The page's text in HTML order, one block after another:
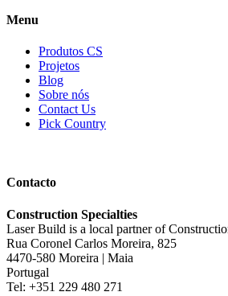
Menu
Produtos CS
Projetos
Blog
Sobre nós
Contact Us
Pick Country
Contacto
Construction Specialties
Laser Build is a local partner of
Rua Coronel Carlos Moreira, 825
4470-580 Moreira | Maia
Portugal
Tel: +351 229 480 271